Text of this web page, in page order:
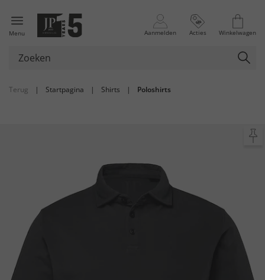
Menu Aanmelden Acties Winkelwagen
Terug | Startpagina | Shirts | Poloshirts